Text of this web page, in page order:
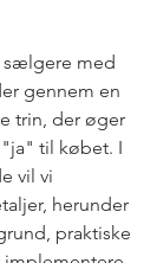
med
gennem en
trin, der øger
til købet. I
vil vi
herunder
praktiske